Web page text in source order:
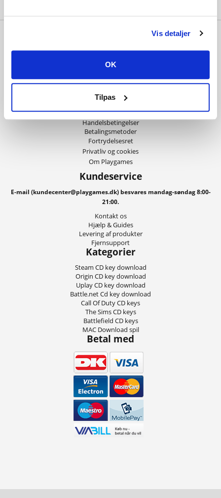
Vis detaljer
OK
Tilpas
Hvorfor Playgames?
Med 100.000 vis af tilfredse kunder,
de stærkeste priser, den bedste service
kan du også være med til at få dit spil
leveret digitalt indenfor få minutter!
Handelsbetingelser
Betalingsmetoder
Fortrydelsesret
Privatliv og cookies
Om Playgames
Kundeservice
E-mail (kundecenter@playgames.dk) besvares mandag-søndag 8:00-
21:00.
Kontakt os
Hjælp & Guides
Levering af produkter
Fjernsupport
Kategorier
Steam CD key download
Origin CD key download
Uplay CD key download
Battle.net Cd key download
Call Of Duty CD keys
The Sims CD keys
Battlefield CD keys
MAC Download spil
Betal med